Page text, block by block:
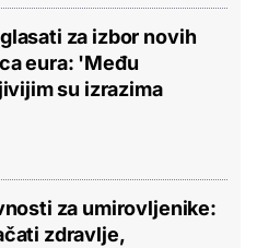
za izbor novih
eura: 'Među
su izrazima
za umirovljenike:
zdravlje,